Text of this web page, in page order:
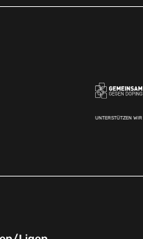
UNTERSTÜTZEN WIR